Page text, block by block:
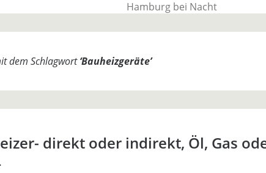
BauTime
Über uns, über Produkte und
dem Schlagwort‘Bauheizgeräte’
direkt oder indirekt, Öl, Gas